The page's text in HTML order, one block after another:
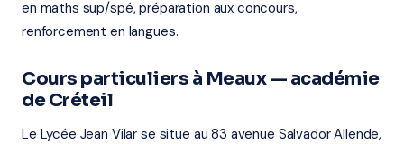
en maths sup/spé, préparation aux concours,
renforcement en langues.
Cours particuliers à Meaux — académie
de Créteil
Le Lycée Jean Vilar se situe au 83 avenue Salvador Allende,